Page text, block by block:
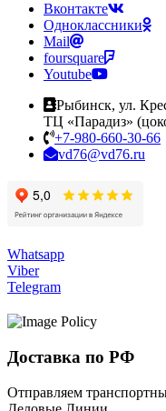
Вконтакте
Одноклассники
Mail
foursquare
Youtube
Рыбинск, ул.
ТЦ «Парадиз»
+7-980-660-30-66
vd76@vd76.ru
Whatsapp
Viber
Telegram
Доставка по РФ
Отправляем